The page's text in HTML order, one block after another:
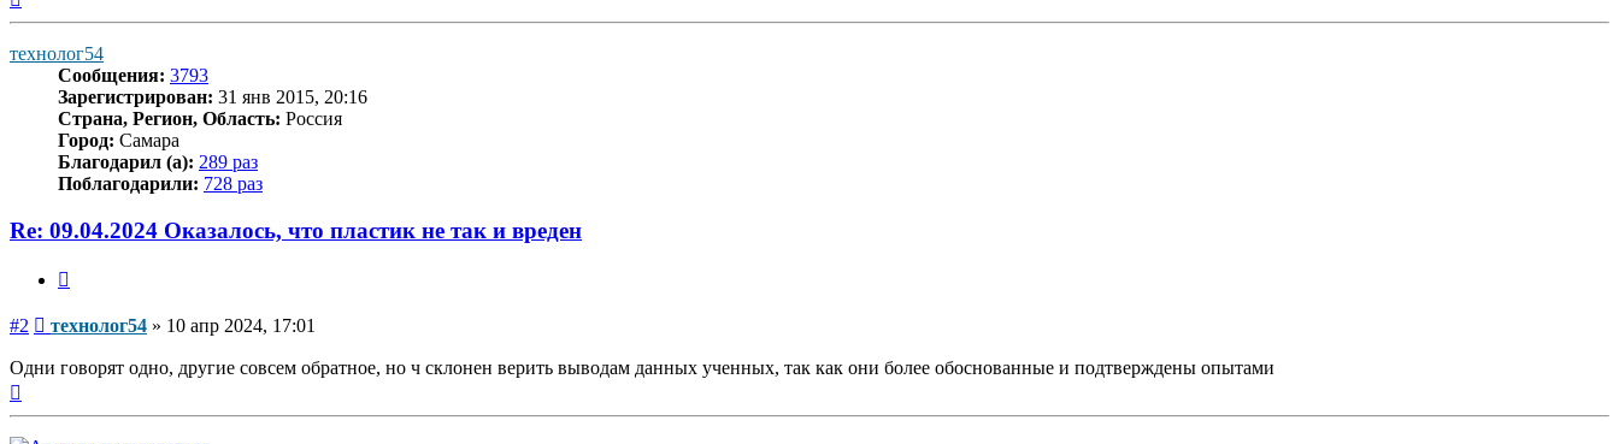
технолог54
Сообщения: 3793
Зарегистрирован: 31 янв 2015, 20:16
Страна, Регион, Область: Россия
Город: Самара
Благодарил (а): 289 раз
Поблагодарили: 728 раз
Re: 09.04.2024 Оказалось, что пластик не так и вреден
#2 Сообщение
технолог54 » 10 апр 2024, 17:01
Одни говорят одно, другие совсем обратное, но ч склонен верить выводам данных ученных, так как они более обоснованные и подтверждены опытами